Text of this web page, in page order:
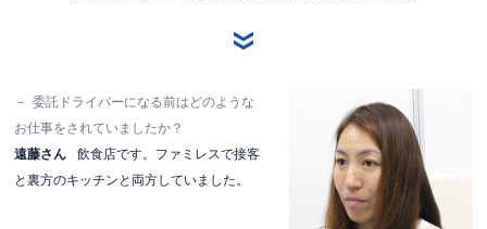
－
委託ドライバーになる前はどのような
お仕事をされていましたか？
遠藤さん
飲食店です。ファミレスで接客
と裏方のキッチンと両方していました。